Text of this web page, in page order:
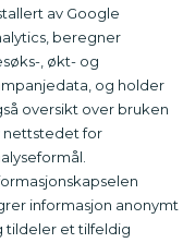
av Google
beregner
, økt- og
og holder
oversikt over bruken
nettstedet for
informasjon anonymt
tildeler et tilfeldig